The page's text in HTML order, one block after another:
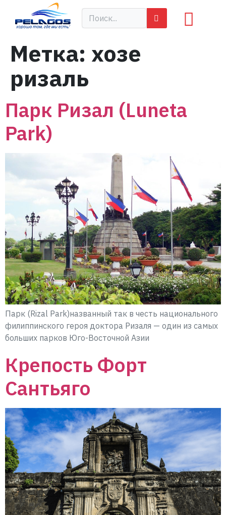
Метка: хозе
ризаль
Парк Ризал (Luneta
Park)
Парк (Rizal Park)названный так в честь национального
филиппинского героя доктора Ризаля — один из самых
больших парков Юго-Восточной Азии
Крепость Форт
Сантьяго